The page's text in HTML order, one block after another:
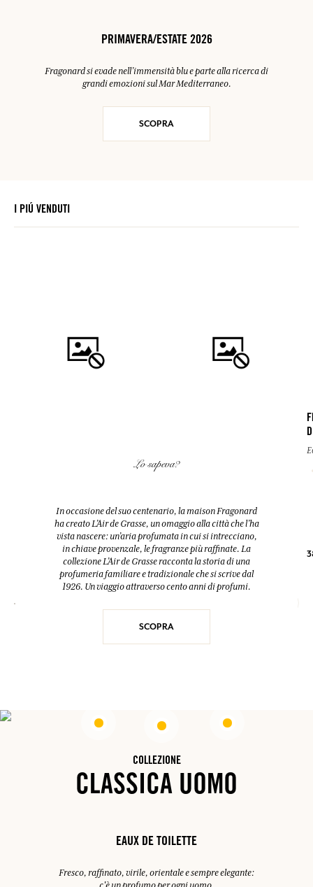
PRIMAVERA/ESTATE 2026
Fragonard si evade nell’immensità blu e parte alla ricerca di
grandi emozioni sul Mar Mediterraneo.
SCOPRA
I PIÚ VENDUTI
200ml
52,00 €
Lo sapeva?
In occasione del suo centenario, la maison Fragonard
ha creato L’Air de Grasse, un omaggio alla città che l’ha
vista nascere: un’aria profumata in cui si intrecciano,
in chiave provenzale, le fragranze più raffinate. La
collezione L’Air de Grasse racconta la storia di una
profumeria familiare e tradizionale che si scrive dal
1926. Un viaggio attraverso cento anni di profumi.
SCOPRA
COLLEZIONE
CLASSICA UOMO
EAUX DE TOILETTE
Fresco, raffinato, virile, orientale e sempre elegante: